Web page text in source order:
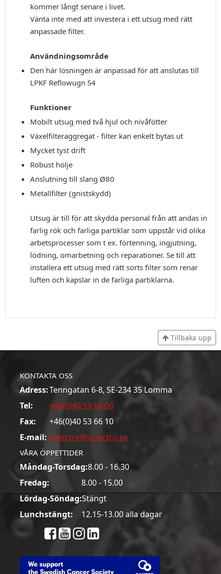
kommer långt senare i livet.
Vänta inte med att investera i ett utsug med rätt
anpassade filter.
Användningsområde
Den här lösningen är anpassad för att anslutas till
LPKF Reflowugn S4
Funktioner
Mobilt utsug med två hjul och nivåfötter
Växelfilteraggregat - filter kan enkelt bytas ut
Mycket tyst drift
Robust hölje
Anslutning till slang Ø80
Metallfilter (gnistskydd)
Utsug är till för att skydda personal från att andas in
farlig rök och farliga partiklar som uppstår vid olika
arbetsprocesser som t ex. förtenning, ingjutning,
lödning, omarbetning och reparationer. Se till att
installera ett utsug med rätt sorts filter som renar
luften och kapslar in de farliga partiklarna.
Tillbaka upp
KONTAKTA OSS
Adress:Tenngatan 6-8, SE-234 35 Lomma
Tel:
+46(0)40 53 66 00
Fax:
+46(0)40 53 66 10
E-mail: solectro@solectro.se
VÅRA ÖPPETTIDER
Måndag-Torsdag:8.00 - 16.30
Fredag:
8.00 - 15.00
Lördag-Söndag:Stängt
Lunchstängt:
12.15-13.00 alla dagar